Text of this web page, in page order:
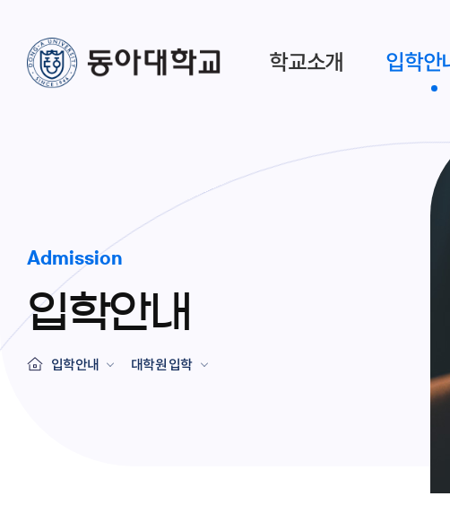
학교소개 입학안
Admission
입학안내
입학안내 대학원 입학